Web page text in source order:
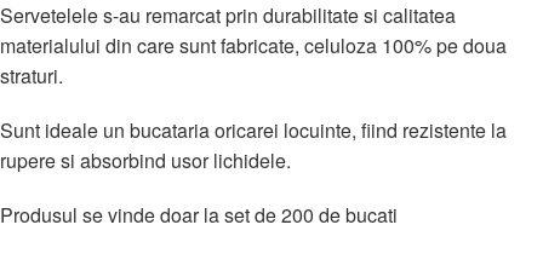
Servetelele s-au remarcat prin durabilitate si calitatea
materialului din care sunt fabricate, celuloza 100% pe doua
straturi.
Sunt ideale un bucataria oricarei locuinte, fiind rezistente la
rupere si absorbind usor lichidele.
Produsul se vinde doar la set de 200 de bucati